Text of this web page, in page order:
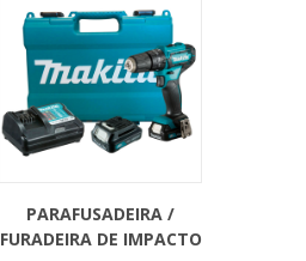
PARAFUSADEIRA /
FURADEIRA DE IMPACTO